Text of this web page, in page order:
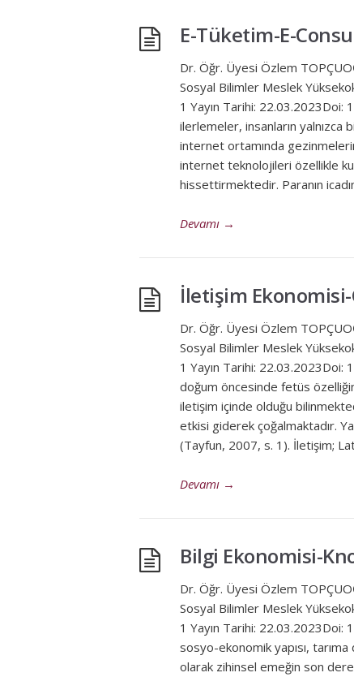
E-Tüketim-E-
Dr. Öğr. Üyesi Özlem
Sosyal Bilimler Meslek
1 Yayın Tarihi:
ilerlemeler, insanların
internet ortamında
internet teknolojileri özellikle
hissettirmektedir. Paranın
Devamı →
İletişim
Dr. Öğr. Üyesi Özlem
Sosyal Bilimler Meslek
1 Yayın Tarihi:
doğum öncesinde fetüs
iletişim içinde olduğu
etkisi giderek çoğalmaktadır.
(Tayfun, 2007, s. 1). İletişim;
Devamı →
Bilgi Ekonomisi-
Dr. Öğr. Üyesi Özlem
Sosyal Bilimler Meslek
1 Yayın Tarihi:
sosyo-ekonomik yapısı,
olarak zihinsel emeğin son